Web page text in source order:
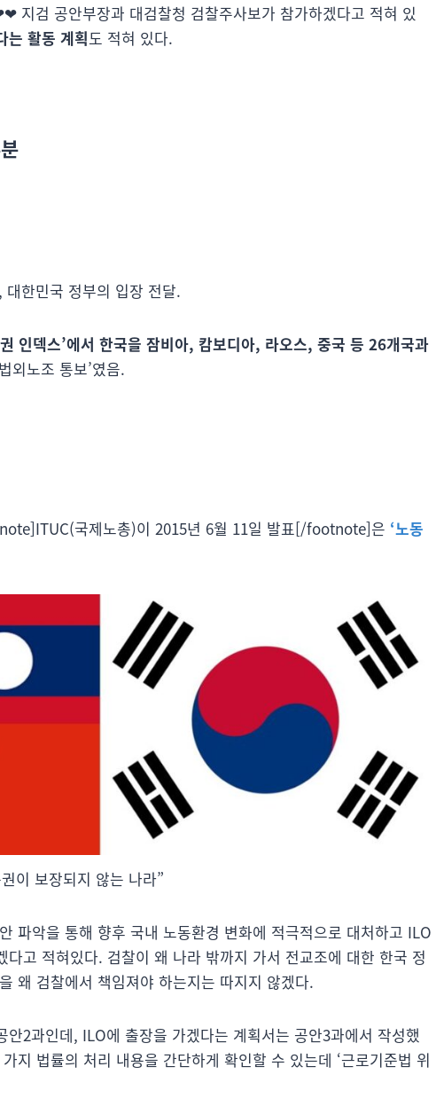
지검 공안부장과 대검찰청 검찰주사보가 참가하겠다고 적혀 있
는 활동 계획도 적혀 있다.
대한민국 정부의 입장 전달.
인덱스’에서 한국을 잠비아, 캄보디아, 라오스, 중국 등 26개국과
외노조 통보’였음.
국제노총)이 2015년 6월 11일 발표[/footnote]은 ‘노동
이 보장되지 않는 나라”
파악을 통해 향후 국내 노동환경 변화에 적극적으로 대처하고 ILO
고 적혀있다. 검찰이 왜 나라 밖까지 가서 전교조에 대한 한국 정
왜 검찰에서 책임져야 하는지는 따지지 않겠다.
2과인데, ILO에 출장을 가겠다는 계획서는 공안3과에서 작성했
지 법률의 처리 내용을 간단하게 확인할 수 있는데 ‘근로기준법 위